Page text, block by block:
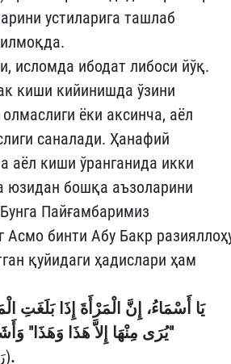
устиларига ташлаб
исломда ибодат либоси йўқ.
киши кийинишда ўзини
ёки аксинча, аёл
саналади. Ҳанафий
аёл киши ўранганида икки
юзидан бошқа аъзоларини
Пайғамбаримиз
Асмо бинти Абу Бакр
қуйидаги ҳадислари ҳам
يُرَى مِنْهَا إِلاَّ هَذَا وَهَذَا" وَأَشَارَ إِلَى وَجْهِهِ وَكَفَّيْهِ"
(رَوَاهُ الامام أَبُو دَاوُدَ).